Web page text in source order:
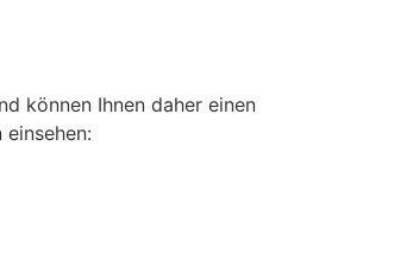
können Ihnen daher einen